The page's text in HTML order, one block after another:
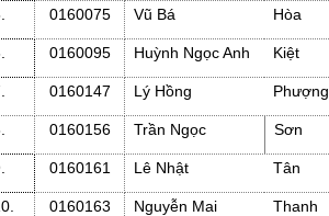
0160075 Vũ Bá Hòa
0160095 Huỳnh Ngọc Anh Kiệt
0160147 Lý Hồng Phượng
0160156 Trần Ngọc Sơn
0160161 Lê Nhật Tân
0160163 Nguyễn Mai Thanh